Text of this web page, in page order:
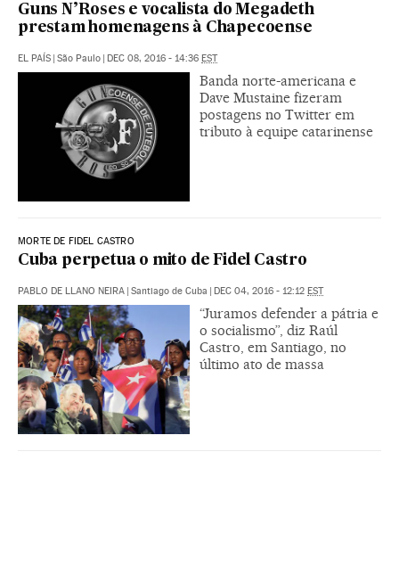
Guns N’Roses e vocalista do Megadeth
prestam homenagens à Chapecoense
EL PAÍS | São Paulo | DEC 08, 2016 - 14:36 EST
Banda norte-americana e
Dave Mustaine fizeram
postagens no Twitter em
tributo à equipe catarinense
MORTE DE FIDEL CASTRO
Cuba perpetua o mito de Fidel Castro
PABLO DE LLANO NEIRA | Santiago de Cuba | DEC 04, 2016 - 12:12 EST
“Juramos defender a pátria e
o socialismo”, diz Raúl
Castro, em Santiago, no
último ato de massa